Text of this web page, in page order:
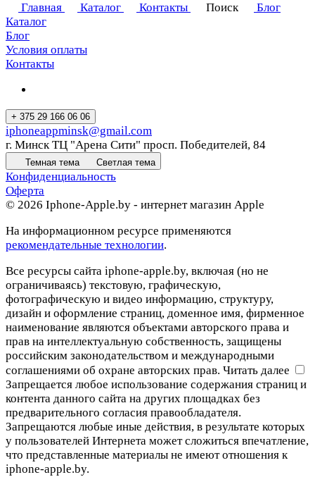
Главная Каталог Контакты Поиск
Блог
Каталог
Блог
Условия оплаты
Контакты
+ 375 29 166 06 06
iphoneappminsk@gmail.com
г. Минск ТЦ "Арена Сити" просп. Победителей, 84
Темная тема Светлая тема
Конфиденциальность
Оферта
© 2026 Iphone-Apple.by - интернет магазин Apple
На информационном ресурсе применяются
рекомендательные технологии.
Все ресурсы сайта iphone-apple.by, включая (но не
ограничиваясь) текстовую, графическую,
фотографическую и видео информацию, структуру,
дизайн и оформление страниц, доменное имя, фирменное
наименование являются объектами авторского права и
прав на интеллектуальную собственность, защищены
российским законодательством и международными
соглашениями об охране авторских прав. Читать далее
Запрещается любое использование содержания страниц и
контента данного сайта на других площадках без
предварительного согласия правообладателя.
Запрещаются любые иные действия, в результате которых
у пользователей Интернета может сложиться впечатление,
что представленные материалы не имеют отношения к
iphone-apple.by.